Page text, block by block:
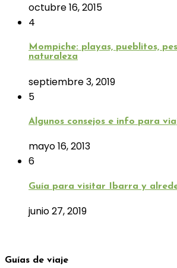
octubre 16, 2015
4
Mompiche: playas, pueblitos,
naturaleza
septiembre 3, 2019
5
Algunos consejos e info para
mayo 16, 2013
6
Guía para visitar Ibarra y
junio 27, 2019
Guías de viaje